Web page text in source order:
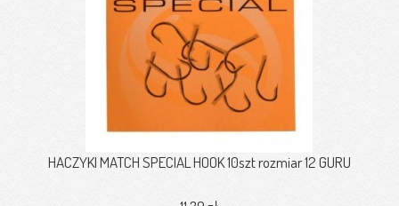
HACZYKI MATCH SPECIAL HOOK 10szt rozmiar 12 GURU